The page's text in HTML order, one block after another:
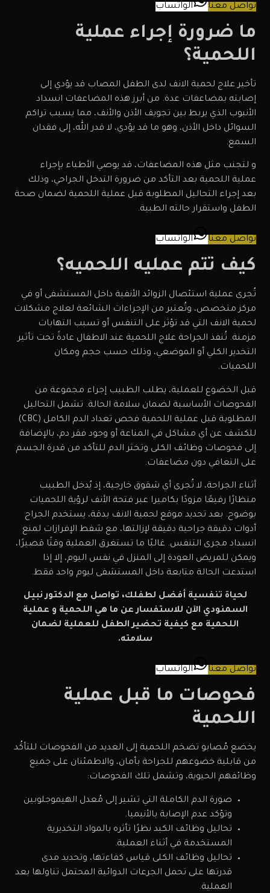
تواصل معنا الواتساب
ما ضرورة إجراء عملية
اللحمية؟
تأخير علاج لحمية الانف لدى الطفل المصاب قد يؤدي إلى
إصابته بمضاعفات عدة. من أبرز هذه المضاعفات انسداد
الأنبوب الذي يربط بين تجويف الأذن والأنف، مما يسبب تراكم
السوائل داخل الأذن، وهو ما قد يؤدي، لا قدر الله، إلى فقدان
السمع.
و لتجنب مثل هذه المضاعفات، قد يوصي الأطباء بإجراء
عملية اللحمية بعد التأكد من ضرورة التدخل الجراحي، وذلك
بعد إجراء التحاليل المطلوبة قبل عملية اللحمية لضمان صحة
الطفل واستقرار حالته الطبية.
تواصل معنا الواتساب
كيف تتم عمليه اللحميه؟
تُجرى عملية استئصال الزوائد الأنفية داخل المستشفى أو في
مركز متخصص، وتُعتبر من الإجراءات الشائعة لعلاج مشكلات
لحمية الانف التي قد تؤثر على التنفس أو تسبب التهابات
مزمنة. تُنفذ الجراحة علاج اللحمية عند الاطفال عادةً تحت تأثير
التخدير الكلي أو الموضعي، وذلك حسب حجم ومكان
اللحميات.
قبل الخضوع للعملية، يطلب الطبيب إجراء مجموعة من
الفحوصات الأساسية لضمان سلامة الحالة. تشمل التحاليل
المطلوبة قبل عملية اللحمية فحص تعداد الدم الكامل (CBC)
للكشف عن أي مشاكل في المناعة أو وجود فقر دم، بالإضافة
إلى فحوصات وظائف الكلى وتخثر الدم للتأكد من قدرة الجسم
على التعافي دون مضاعفات.
أثناء الجراحة، لا تُجرى أي شقوق خارجية، إذ يُدخل الطبيب
منظارًا رفيعًا مزودًا بكاميرا عبر فتحة الأنف لرؤية اللحميات
بوضوح. بعد تحديد موقع لحمية الانف بدقة، يستخدم الجراح
أدوات دقيقة جراحية دقيقة لإزالتها، مع شفط الإفرازات لمنع
انسداد مجرى التنفس. غالبًا ما تستغرق العملية وقتًا قصيرًا،
ويمكن للمريض العودة إلى المنزل في نفس اليوم، إلا إذا
استدعت الحالة متابعة داخل المستشفى ليوم واحد فقط.
لحياة تنفسية أفضل لطفلك، تواصل مع الدكتور نبيل
السمنودي الآن للاستفسار عن ما هي اللحمية و عملية
اللحمية مع كيفية تحضير الطفل للعملية لضمان
سلامته.
تواصل معنا الواتساب
فحوصات ما قبل عملية
اللحمية
يخضع مُصابو تضخم اللحمية إلى العديد من الفحوصات للتأكُد
من قابلية خضوعهم للجراحة بأمان، والاطمئنان على جميع
وظائفهم الحيوية، وتشمل تلك الفحوصات:
صورة الدم الكاملة التي تشير إلى مُعدل الهيموجلوبين
وتؤكد عدم الإصابة بالأنيميا.
تحاليل وظائف الكبد نظرًا تأثره بالمواد التخديرية
المستخدمة في أثناء العملية.
تحاليل وظائف الكلى قياس كفاءتها، وتحديد مدى
قدرتها على تحمل الجرعات الدوائية المحتمل تناولها بعد
العملية.